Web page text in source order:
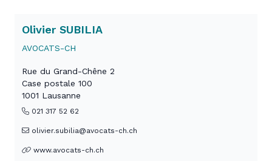
Olivier SUBILIA
AVOCATS-CH
Rue du Grand-Chêne 2
Case postale 100
1001 Lausanne
021 317 52 62
olivier.subilia@avocats-ch.ch
www.avocats-ch.ch